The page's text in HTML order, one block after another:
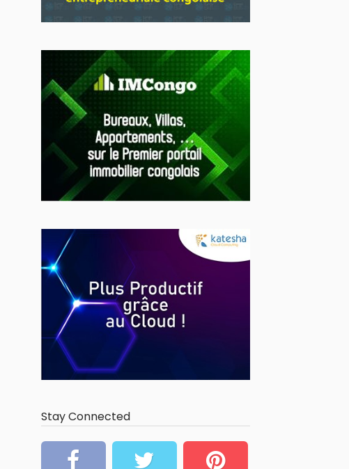
Stay Connected